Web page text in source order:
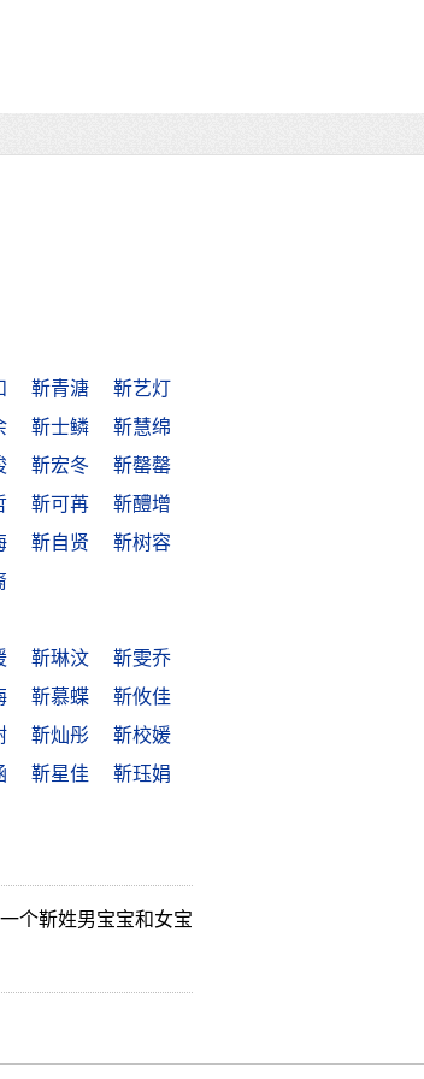
靳青溏
靳艺灯
靳士鳞
靳慧绵
靳宏冬
靳罄罄
靳可苒
靳醴增
靳自贤
靳树容
靳琳汶
靳雯乔
靳慕蝶
靳攸佳
靳灿彤
靳校媛
靳星佳
靳珏娟
个靳姓男宝宝和女宝